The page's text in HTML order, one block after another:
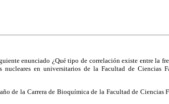
enunciado ¿Qué tipo de correlación existe entre la
en universitarios de la Facultad de Ciencias
de la Carrera de Bioquímica de la Facultad de Ciencias